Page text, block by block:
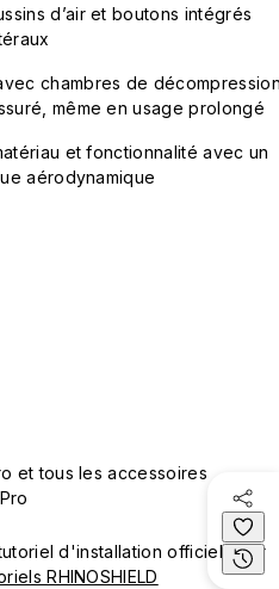
d’air et boutons intégrés
chambres de
même en usage prolongé
et fonctionnalité avec un
aérodynamique
et tous les accessoires
d'installation officiel pour
RHINOSHIELD